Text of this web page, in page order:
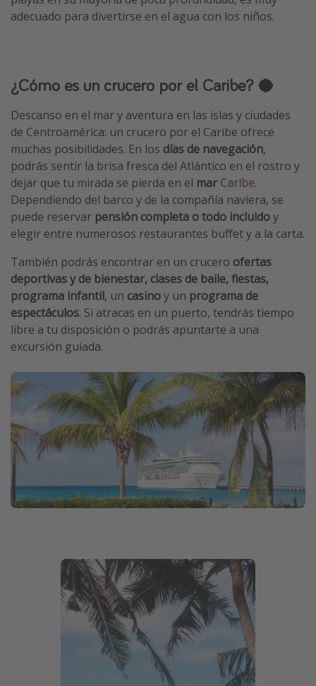
adecuado para divertirse en el agua con los niños.
¿Cómo es un crucero por el Caribe? 🥥
Descanso en el mar y aventura en las islas y ciudades
de Centroamérica: un crucero por el Caribe ofrece
muchas posibilidades. En los días de navegación,
podrás sentir la brisa fresca del Atlántico en el rostro y
dejar que tu mirada se pierda en el mar Caribe.
Dependiendo del barco y de la compañía naviera, se
puede reservar pensión completa o todo incluidoy
elegir entre numerosos restaurantes buffet y a la carta.
También podrás encontrar en un crucero ofertas
deportivas y de bienestar, clases de baile, fiestas,
programa infantil, un casinoy un programa de
espectáculos. Si atracas en un puerto, tendrás tiempo
libre a tu disposición o podrás apuntarte a una
excursión guiada.